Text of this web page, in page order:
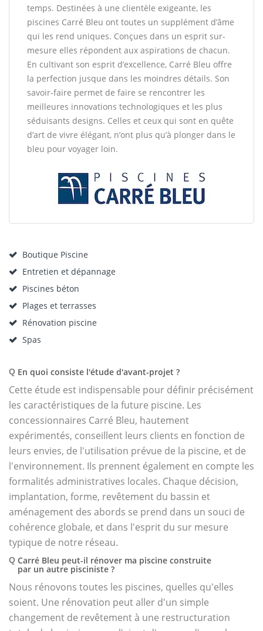
temps. Destinées à une clientèle exigeante, les
piscines Carré Bleu ont toutes un supplément d’âme
qui les rend uniques. Conçues dans un esprit sur-
mesure elles répondent aux aspirations de chacun.
En cultivant son esprit d’excellence, Carré Bleu offre
la perfection jusque dans les moindres détails. Son
savoir-faire permet de faire se rencontrer les
meilleures innovations technologiques et les plus
séduisants designs. Celles et ceux qui sont en quête
d’art de vivre élégant, n’ont plus qu’à plonger dans le
bleu pour voyager loin.
Boutique Piscine
Entretien et dépannage
Piscines béton
Plages et terrasses
Rénovation piscine
Spas
Q En quoi consiste l'étude d'avant-projet ?
Cette étude est indispensable pour définir précisément
les caractéristiques de la future piscine. Les
concessionnaires Carré Bleu, hautement
expérimentés, conseillent leurs clients en fonction de
leurs envies, de l'utilisation prévue de la piscine, et de
l'environnement. Ils prennent également en compte les
formalités administratives locales. Chaque décision,
implantation, forme, revêtement du bassin et
aménagement des abords se prend dans un souci de
cohérence globale, et dans l'esprit du sur mesure
typique de notre réseau.
Q Carré Bleu peut-il rénover ma piscine construite
par un autre pisciniste ?
Nous rénovons toutes les piscines, quelles qu'elles
soient. Une rénovation peut aller d'un simple
changement de revêtement à une restructuration